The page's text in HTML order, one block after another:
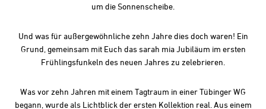
um die Sonnenscheibe.
Und was für außergewöhnliche zehn Jahre dies doch waren! Ein
Grund, gemeinsam mit Euch das sarah mia Jubiläum im ersten
Frühlingsfunkeln des neuen Jahres zu zelebrieren.
Was vor zehn Jahren mit einem Tagtraum in einer Tübinger WG
begann, wurde als Lichtblick der ersten Kollektion real. Aus einem